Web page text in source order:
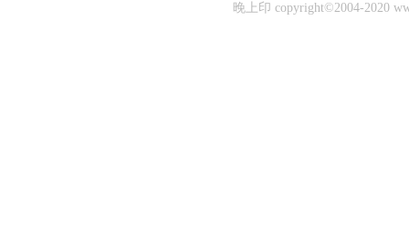
晚上印 copyright©2004-2020